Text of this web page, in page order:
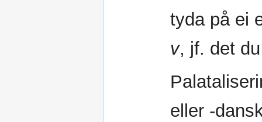
tyda på ei
v, jf. det
eller -